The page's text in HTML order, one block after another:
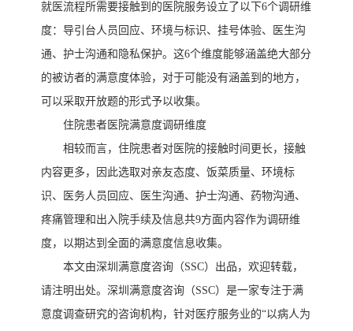
就医流程所需要接触到的医院服务设立了以下6个调研维
度：导引台人员回应、环境与标识、挂号体验、医生沟
通、护士沟通和隐私保护。这6个维度能够涵盖绝大部分
的被访者的满意度体验，对于可能没有涵盖到的地方，
可以采取开放题的形式予以收集。
住院患者医院满意度调研维度
相较而言，住院患者对医院的接触时间更长，接触
内容更多，因此选取对亲友态度、饭菜质量、环境标
识、医务人员回应、医生沟通、护士沟通、药物沟通、
疼痛管理和出入院手续及信息共9方面内容作为调研维
度，以期达到全面的满意度信息收集。
本文由深圳满意度咨询（SSC）出品，欢迎转载，
请注明出处。深圳满意度咨询（SSC）是一家专注于满
意度调查研究的咨询机构，针对医疗服务业的“以病人为